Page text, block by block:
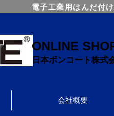
電子工業用はんだ付
ONLINE
日本ボンコート株式
会社概要